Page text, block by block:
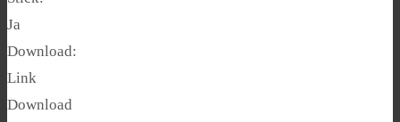
Ja
Download:
Link
Download